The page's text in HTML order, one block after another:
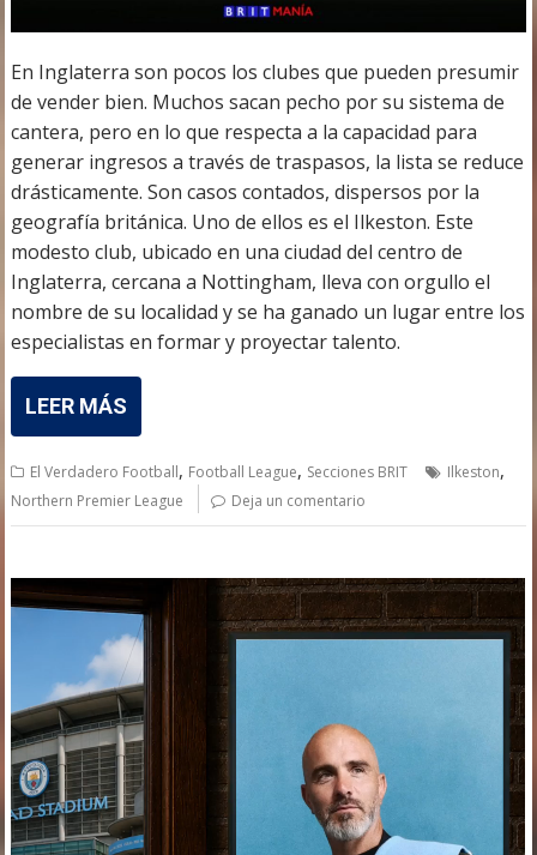
En Inglaterra son pocos los clubes que pueden presumir
de vender bien. Muchos sacan pecho por su sistema de
cantera, pero en lo que respecta a la capacidad para
generar ingresos a través de traspasos, la lista se reduce
drásticamente. Son casos contados, dispersos por la
geografía británica. Uno de ellos es el Ilkeston. Este
modesto club, ubicado en una ciudad del centro de
Inglaterra, cercana a Nottingham, lleva con orgullo el
nombre de su localidad y se ha ganado un lugar entre los
especialistas en formar y proyectar talento.
LEER MÁS
El Verdadero Football, Football League, Secciones BRIT Ilkeston,
Northern Premier League Deja un comentario